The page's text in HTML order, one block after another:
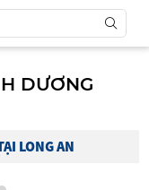
DƯƠNG
AN